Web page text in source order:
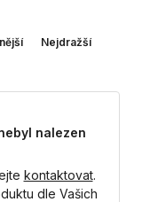
Nejdražší
nalezen
kontaktovat.
dle Vašich